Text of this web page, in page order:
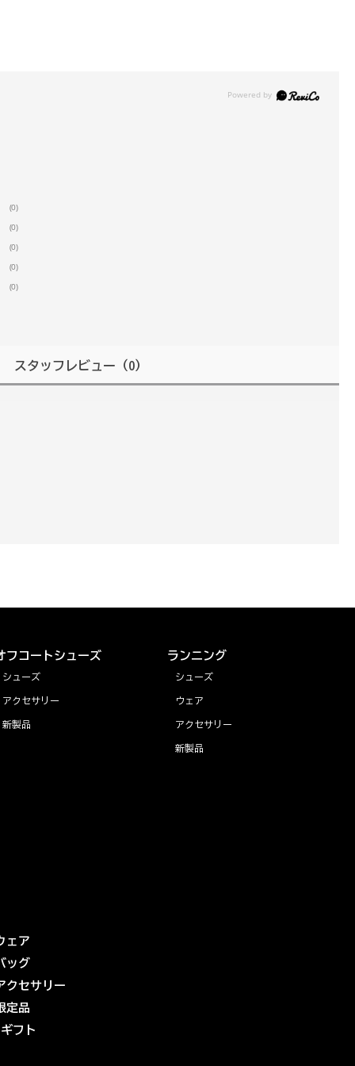
(0)
(0)
(0)
(0)
(0)
スタッフレビュー （0）
フコートシューズ
シューズ
アクセサリー
新製品
ランニング
シューズ
ウェア
アクセサリー
新製品
ェア
ッグ
クセサリー
定品
フト